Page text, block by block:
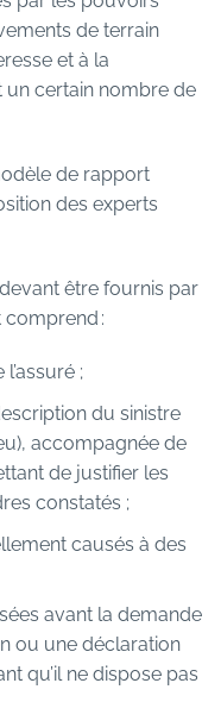
de terrain
et à la
un certain nombre de
de rapport
des experts
être fournis par
comprend :
;
du sinistre
accompagnée de
de justifier les
constatés ;
causés à des
avant la demande
ou une déclaration
qu’il ne dispose pas